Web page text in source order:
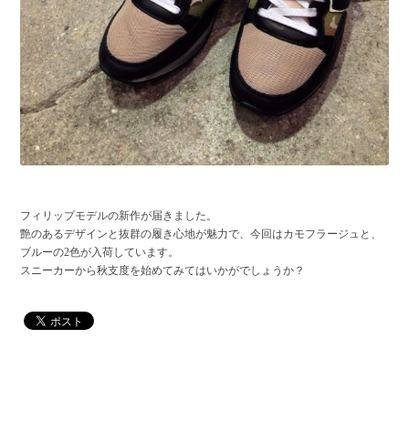
フィリップモデルの新作が届きました。
艶のあるデザインと抜群の履き心地が魅力で、今回はカモフラージュと、
ブルーの2色が入荷しています。
スニーカーから秋支度を始めてみてはいかがでしょうか？